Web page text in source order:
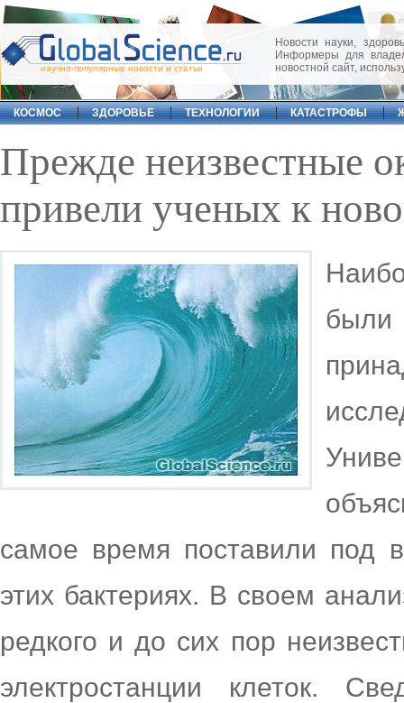
научно-популярные новости и статьи
Новости науки,
Информеры для
новостной сайт,
КОСМОС ЗДОРОВЬЕ ТЕХНОЛОГИИ КАТАСТРОФЫ
Прежде неизвестные
привели ученых к
самое время поставили под
этих бактериях. В своем
редкого и до сих пор
электростанции клеток.